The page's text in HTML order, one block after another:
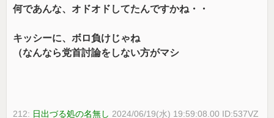
何であんな、オドオドしてたんですかね・・
キッシーに、ボロ負けじゃね
（なんなら党首討論をしない方がマシ
212: 日出づる処の名無し 2024/06/19(水) 19:59:08.00 ID:537VZ